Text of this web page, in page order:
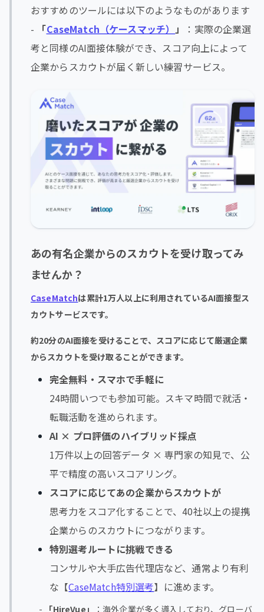
おすすめのツールには以下のようなものがあります
-
「CaseMatch（ケースマッチ）」
：実際の企業選
考と同様のAI面接体験ができ、スコア向上によって
企業からスカウトが届く新しい練習サービス。
あの有名企業からのスカウトを受け取ってみ
ませんか？
CaseMatchは累計1万人以上に利用されているAI面接型ス
カウトサービスです。
約20分のAI面接を受けることで、スコアに応じて厳選企業
からスカウトを受け取ることができます。
完全無料・スマホで手軽に
24時間いつでも参加可能。スキマ時間で就活・
転職活動を進められます。
AI × プロ評価のハイブリッド採点
1万件以上の回答データ × 専門家の知見で、公
平で精度の高いスコアリング。
スコアに応じてあの企業からスカウトが
思考力をスコア化することで、40社以上の提携
企業からのスカウトにつながります。
特別選考ルートに挑戦できる
コンサルや大手広告代理店など、通常より有利
な【CaseMatch特別選考】に進めます。
- 「HireVue」
：海外企業が多く導入しており、グローバ